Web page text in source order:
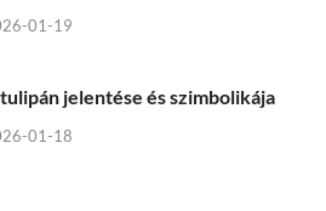
01-19
jelentése és szimbolikája
01-18